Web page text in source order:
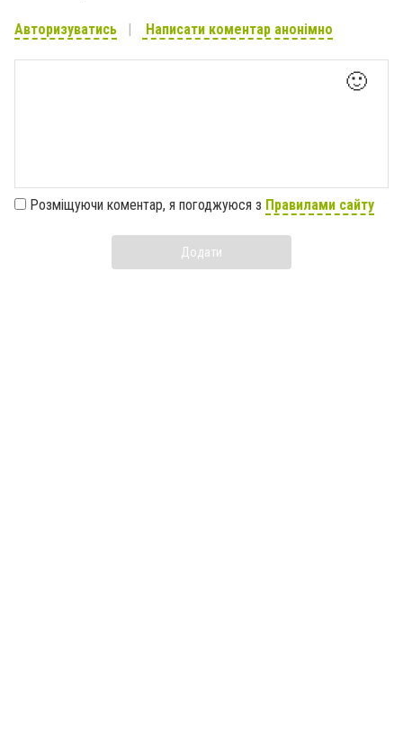
Авторизуватись Написати коментар анонімно
🙂
Розміщуючи коментар, я погоджуюся з Правилами сайту
Додати